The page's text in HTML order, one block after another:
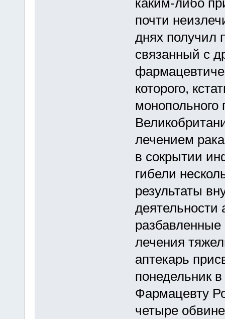
почти
днях получил
связанный с
которого,
монопольного
лечением
в сокрытии
гибели
результаты
деятельности
лечения
аптекарь
понедельник
Фармацевту
четыре